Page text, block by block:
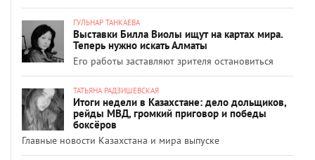
ГУЛЬНАР ТАНКАЕВА
Выставки Билла Виолы ищут на картах мира.
Теперь нужно искать Алматы
Его работы заставляют зрителя остановиться
ТАТЬЯНА РАДЗИШЕВСКАЯ
Итоги недели в Казахстане: дело дольщиков,
рейды МВД, громкий приговор и победы
боксёров
Главные новости Казахстана и мира выпуске